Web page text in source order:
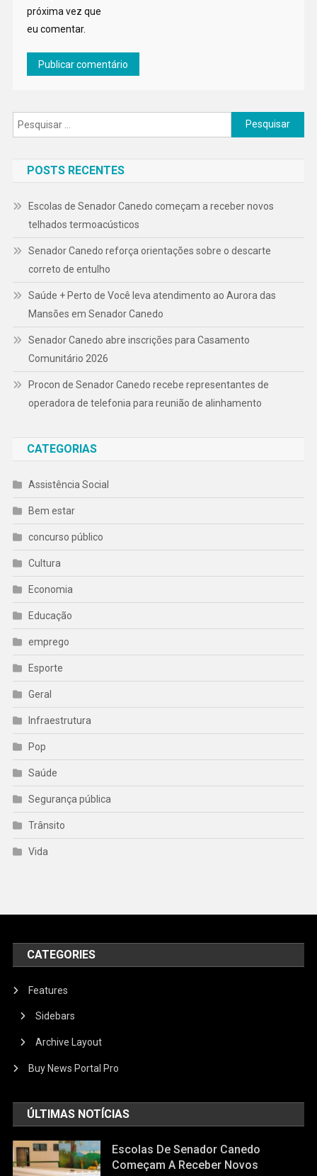
próxima vez que
eu comentar.
Pesquisar
por:
POSTS RECENTES
Escolas de Senador Canedo começam a receber novos
telhados termoacústicos
Senador Canedo reforça orientações sobre o descarte
correto de entulho
Saúde + Perto de Você leva atendimento ao Aurora das
Mansões em Senador Canedo
Senador Canedo abre inscrições para Casamento
Comunitário 2026
Procon de Senador Canedo recebe representantes de
operadora de telefonia para reunião de alinhamento
CATEGORIAS
Assistência Social
Bem estar
concurso público
Cultura
Economia
Educação
emprego
Esporte
Geral
Infraestrutura
Pop
Saúde
Segurança pública
Trânsito
Vida
CATEGORIES
Features
Sidebars
Archive Layout
Buy News Portal Pro
ÚLTIMAS NOTÍCIAS
Escolas De Senador Canedo
Começam A Receber Novos